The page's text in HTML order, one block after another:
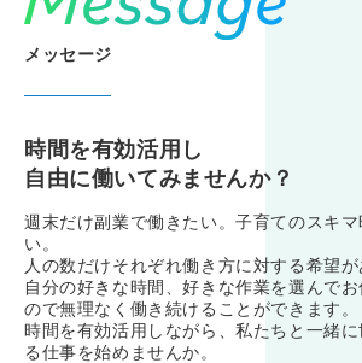
メッセージ
時間を有効活用し
自由に働いてみませんか？
週末だけ副業で働きたい。子育てのスキ
い。
人の数だけそれぞれ働き方に対する希望が
自分の好きな時間、好きな作業を選んで
ので無理なく働き続けることができます。
時間を有効活用しながら、私たちと一緒
る仕事を始めませんか。